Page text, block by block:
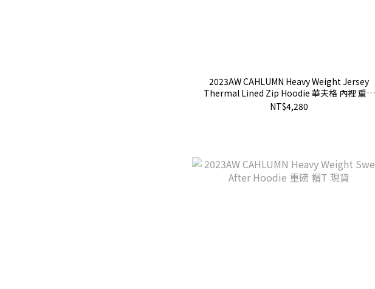
2023AW CAHLUMN Heavy Weight Jersey
Thermal Lined Zip Hoodie 華夫格 內裡 重磅
拉鍊 連帽 外套 現貨
NT$4,280